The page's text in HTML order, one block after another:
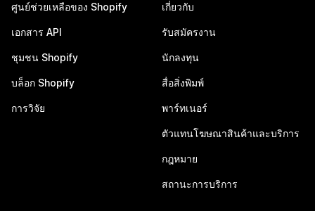
ศูนย์ช่วยเหลือของ Shopify
เอกสาร API
ชุมชน Shopify
บล็อก Shopify
การวิจัย
เกี่ยวกับ
รับสมัครงาน
นักลงทุน
สื่อสิ่งพิมพ์
พาร์ทเนอร์
ตัวแทนโฆษณาสินค้าและบริการ
กฎหมาย
สถานะการบริการ